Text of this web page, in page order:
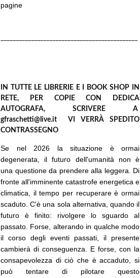
pagine
IN TUTTE LE LIBRERIE E I BOOK SHOP IN
RETE, PER COPIE CON DEDICA
AUTOGRAFA, SCRIVERE A
gfraschetti@live.it VI VERRÀ SPEDITO
CONTRASSEGNO
Se nel 2026 la situazione è ormai
degenerata, il futuro dell'umanità non è
una questione da prendere alla leggera. Di
fronte all'imminente catastrofe energetica e
climatica, il tempo per recuperare è ormai
scaduto. C'è una sola alternativa, quando il
futuro è finito: rivolgere lo sguardo al
passato. Forse, alterando in qualche modo
il corso degli eventi passati, il presente
cambierà di conseguenza. E forse, con la
consapevolezza di ciò che è accaduto, si
può tentare di pilotare questo